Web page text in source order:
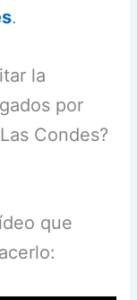
.
la
por
Condes?
que